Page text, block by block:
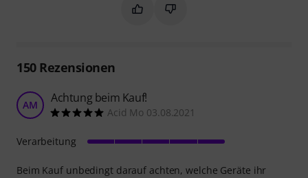
Markieren Sie diese
Markieren Sie diese
150Rezensionen
AM Achtung beim Kauf!
Acid Mo 03.08.2021
Beim Kauf unbedingt darauf achten, welche Geräte ihr
Verarbeitung